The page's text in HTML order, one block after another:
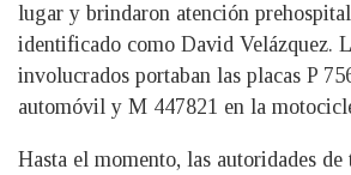
lugar y brindaron atención
identificado como David Velázquez.
involucrados portaban las placas P
automóvil y M 447821 en la
Hasta el momento, las autoridades